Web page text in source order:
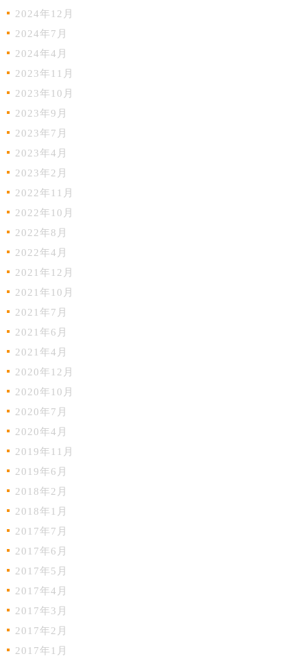
2024年12月
2024年7月
2024年4月
2023年11月
2023年10月
2023年9月
2023年7月
2023年4月
2023年2月
2022年11月
2022年10月
2022年8月
2022年4月
2021年12月
2021年10月
2021年7月
2021年6月
2021年4月
2020年12月
2020年10月
2020年7月
2020年4月
2019年11月
2019年6月
2018年2月
2018年1月
2017年7月
2017年6月
2017年5月
2017年4月
2017年3月
2017年2月
2017年1月